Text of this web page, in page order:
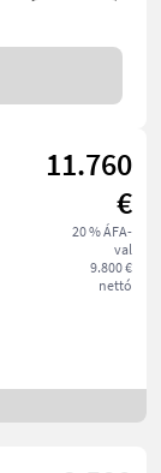
11.760
€
20 % ÁFA-
val
9.800 €
nettó